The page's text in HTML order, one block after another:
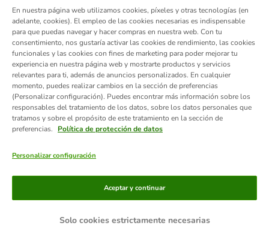
Métodos de pago
Contra-reembolso Transferencia
En nuestra página web utilizamos cookies, píxeles y otras tecnologías (en
adelante, cookies). El empleo de las cookies necesarias es indispensable
para que puedas navegar y hacer compras en nuestra web. Con tu
consentimiento, nos gustaría activar las cookies de rendimiento, las cookies
funcionales y las cookies con fines de marketing para poder mejorar tu
experiencia en nuestra página web y mostrarte productos y servicios
relevantes para ti, además de anuncios personalizados. En cualquier
momento, puedes realizar cambios en la sección de preferencias
(Personalizar configuración). Puedes encontrar más información sobre los
responsables del tratamiento de los datos, sobre los datos personales que
tratamos y sobre el propósito de este tratamiento en la sección de
preferencias.
Política de protección de datos
Personalizar configuración
Solo cookies estrictamente necesarias
Aceptar y continuar